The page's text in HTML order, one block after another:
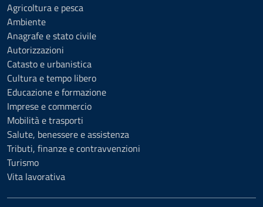
Agricoltura e pesca
Ambiente
Anagrafe e stato civile
Autorizzazioni
Catasto e urbanistica
Cultura e tempo libero
Educazione e formazione
Imprese e commercio
Mobilità e trasporti
Salute, benessere e assistenza
Tributi, finanze e contravvenzioni
Turismo
Vita lavorativa